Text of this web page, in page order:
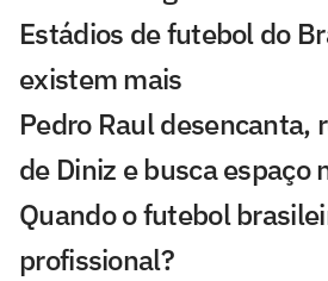
Estádios de futebol do
existem mais
Pedro Raul desencanta,
de Diniz e busca espaço
Quando o futebol
profissional?